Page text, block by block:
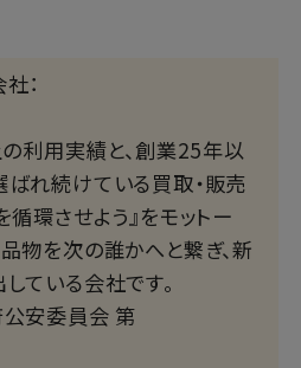
：
利用実績と、創業25年以
れ続けている買取・販売
循環させよう』をモットー
物を次の誰かへと繋ぎ、新
ている会社です。
安委員会 第